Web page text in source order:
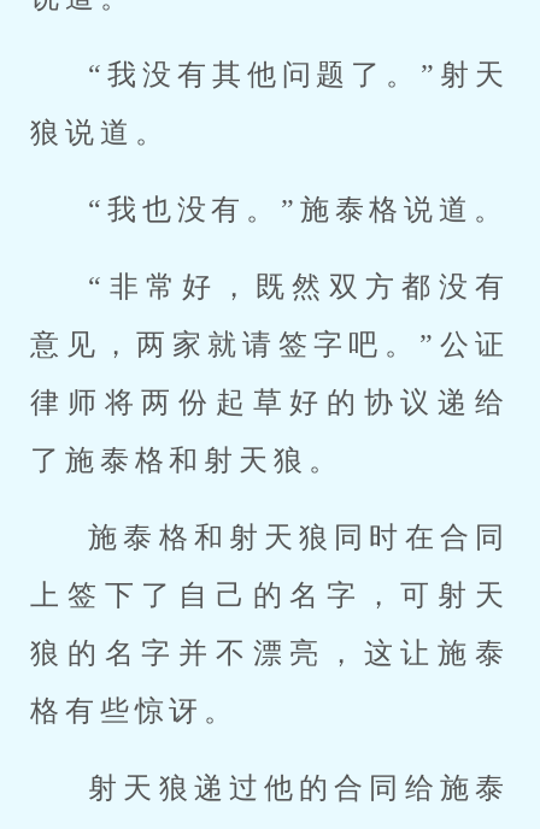
“我没有其他问题了。”射天
狼说道。
“我也没有。”施泰格说道。
“非常好，既然双方都没有
意见，两家就请签字吧。”公证
律师将两份起草好的协议递给
了施泰格和射天狼。
施泰格和射天狼同时在合同
上签下了自己的名字，可射天
狼的名字并不漂亮，这让施泰
格有些惊讶。
射天狼递过他的合同给施泰